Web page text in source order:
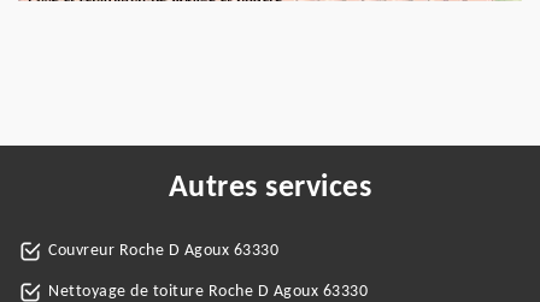
Autres services
Couvreur Roche D Agoux 63330
Nettoyage de toiture Roche D Agoux 63330